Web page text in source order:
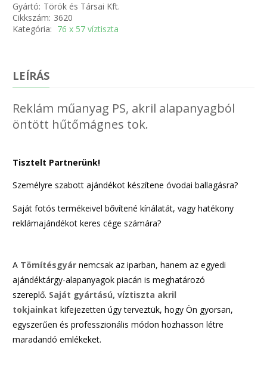
Gyártó: Török és Társai Kft.
Cikkszám: 3620
Kategória: 76 x 57 víztiszta
LEÍRÁS
Reklám műanyag PS, akril alapanyagból
öntött hűtőmágnes tok.
Tisztelt Partnerünk!
Személyre szabott ajándékot készítene óvodai ballagásra?
Saját fotós termékeivel bővítené kínálatát, vagy hatékony
reklámajándékot keres cége számára?
A Tömítésgyár nemcsak az iparban, hanem az egyedi
ajándéktárgy-alapanyagok piacán is meghatározó
szereplő. Saját gyártású, víztiszta akril
tokjainkat kifejezetten úgy terveztük, hogy Ön gyorsan,
egyszerűen és professzionális módon hozhasson létre
maradandó emlékeket.